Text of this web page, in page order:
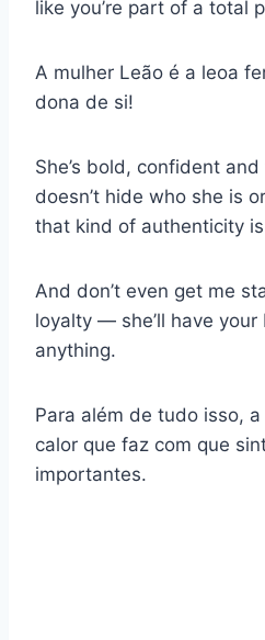
like you’re part of a total
A mulher Leão é a leoa
dona de si!
She’s bold, confident
doesn’t hide who she is
that kind of authenticity
And don’t even get me
loyalty — she’ll have your
anything.
Para além de tudo isso,
calor que faz com que
importantes.